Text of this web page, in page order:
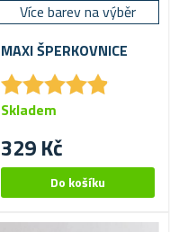
Více barev na výběr
MAXI ŠPERKOVNICE
★★★★★
★★★★★
329 Kč
Skladem